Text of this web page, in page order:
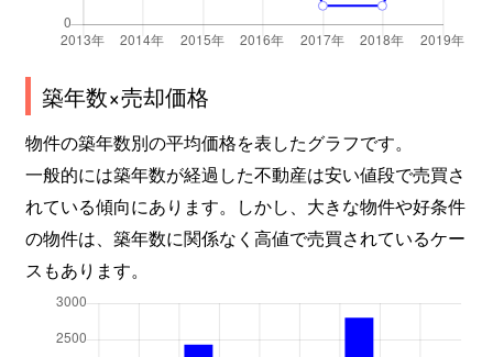
築年数×売却価格
物件の築年数別の平均価格を表したグラフです。
一般的には築年数が経過した不動産は安い値段で売買さ
れている傾向にあります。しかし、大きな物件や好条件
の物件は、築年数に関係なく高値で売買されているケー
スもあります。